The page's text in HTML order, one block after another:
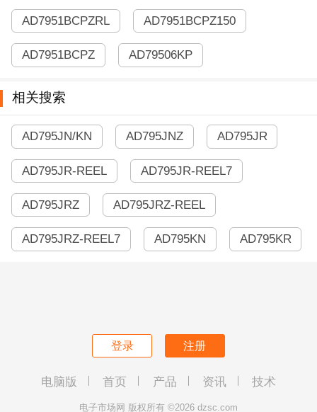
AD7951BCPZRL AD7951BCPZ150
AD7951BCPZ AD79506KP
相关搜索
AD795JN/KN AD795JNZ AD795JR
AD795JR-REEL AD795JR-REEL7
AD795JRZ AD795JRZ-REEL
AD795JRZ-REEL7 AD795KN AD795KR
登录 注册
电脑版 首页 产品 资讯 技术
电子市场网 版权所有 ©2026 dzsc.com